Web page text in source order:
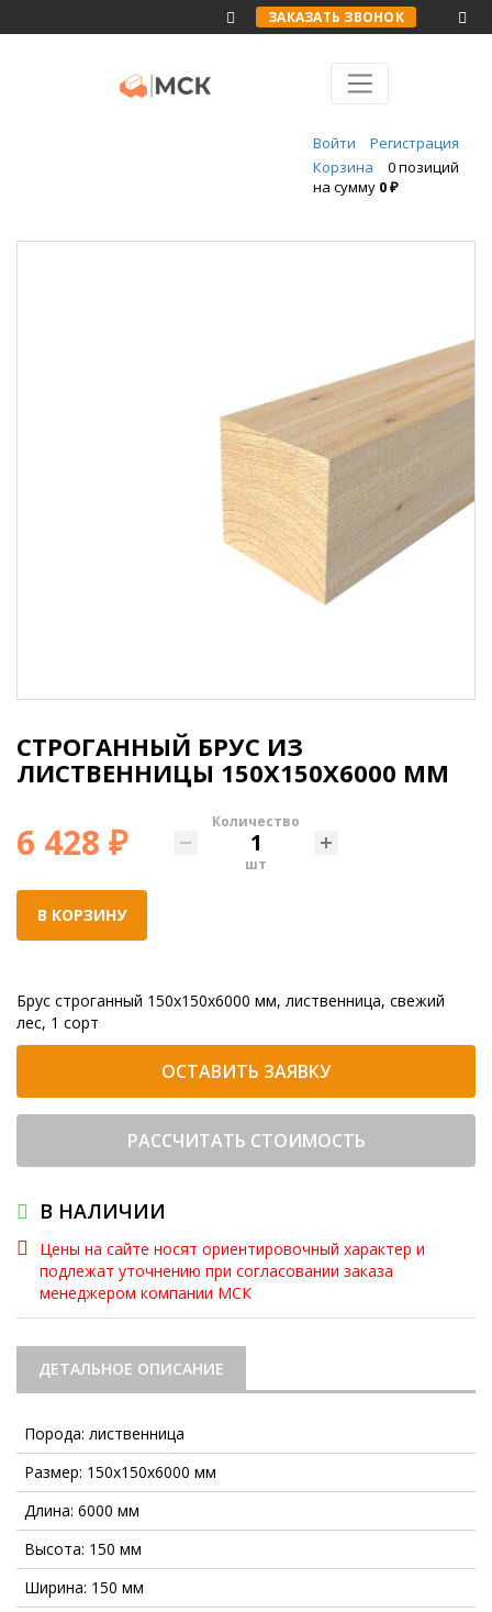
ЗАКАЗАТЬ ЗВОНОК
Войти
Регистрация
Корзина
0 позиций
на сумму 0 ₽
СТРОГАННЫЙ БРУС ИЗ
ЛИСТВЕННИЦЫ 150Х150Х6000 ММ
6 428 ₽ Количество
шт
В КОРЗИНУ
Брус строганный 150х150х6000 мм, лиственница, свежий
лес, 1 сорт
ОСТАВИТЬ ЗАЯВКУ
РАССЧИТАТЬ СТОИМОСТЬ
В НАЛИЧИИ
Цены на сайте носят ориентировочный характер и
подлежат уточнению при согласовании заказа
менеджером компании МСК
ДЕТАЛЬНОЕ ОПИСАНИЕ
Порода: лиственница
Размер: 150х150х6000 мм
Длина: 6000 мм
Высота: 150 мм
Ширина: 150 мм